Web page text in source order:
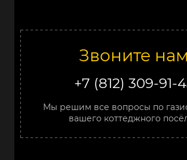
Звоните нам
+7 (812) 309-91-
Мы решим все вопросы по
вашего коттеджного